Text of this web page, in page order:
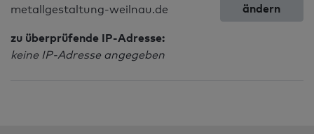
metallgestaltung-weilnau.de
zu überprüfende IP-Adresse:
keine IP-Adresse angegeben
ändern